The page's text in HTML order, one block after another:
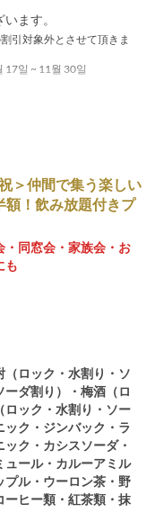
ます。
引対象外とさせて頂きま
17일 ~ 11월 30일
＞仲間で集う楽しい
額！飲み放題付きプ
・同窓会・家族会・お
も
（ロック・水割り・ソ
ダ割り）・梅酒（ロ
ロック・水割り・ソー
ク・ジンバック・ラ
ク・カシスソーダ・
ュール・カルーアミル
プル・ウーロン茶・野
ヒー類・紅茶類・抹